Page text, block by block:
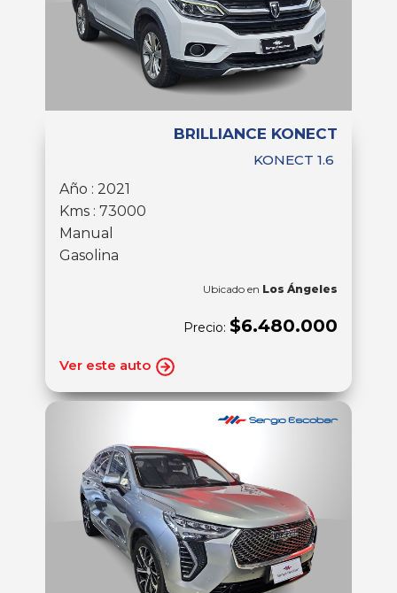
BRILLIANCE KONECT
KONECT 1.6
Año : 2021
Kms : 73000
Manual
Gasolina
Ubicado en Los Ángeles
Precio: $6.480.000
Ver este auto